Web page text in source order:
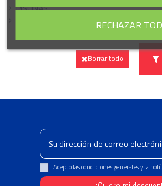
PISCINAS
Borrar todo
Acepto las condiciones generales y la
RECHAZAR